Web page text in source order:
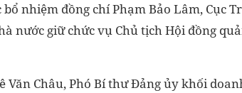
nhiệm đồng chí Phạm Bảo Lâm, Cục
nước giữ chức vụ Chủ tịch Hội đồng
Văn Châu, Phó Bí thư Đảng ủy khối